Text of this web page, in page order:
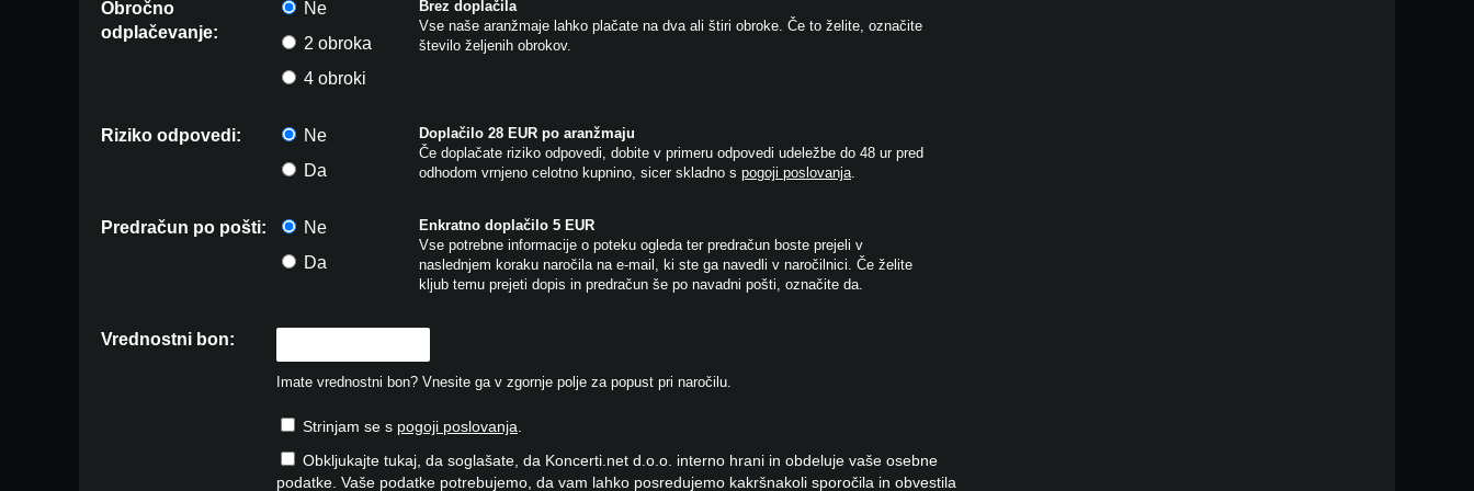
Obročno
odplačevanje:
Ne
2 obroka
4 obroki
Brez doplačila
Vse naše aranžmaje lahko plačate na dva ali štiri obroke. Če to želite, označite
število željenih obrokov.
Riziko odpovedi:
Ne
Da
Doplačilo 28 EUR po aranžmaju
Če doplačate riziko odpovedi, dobite v primeru odpovedi udeležbe do 48 ur pred
odhodom vrnjeno celotno kupnino, sicer skladno s pogoji poslovanja.
Predračun po pošti:
Ne
Da
Enkratno doplačilo 5 EUR
Vse potrebne informacije o poteku ogleda ter predračun boste prejeli v
naslednjem koraku naročila na e-mail, ki ste ga navedli v naročilnici. Če želite
kljub temu prejeti dopis in predračun še po navadni pošti, označite da.
Vrednostni bon:
Imate vrednostni bon? Vnesite ga v zgornje polje za popust pri naročilu.
Strinjam se s pogoji poslovanja
Obkljukajte tukaj, da soglašate, da Koncerti.net d.o.o. interno hrani in obdeluje vaše osebne
podatke. Vaše podatke potrebujemo, da vam lahko posredujemo kakršnakoli sporočila in obvestila